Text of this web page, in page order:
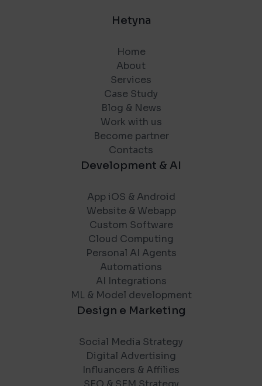
Hetyna
Home
About
Services
Case Study
Blog & News
Work with us
Become partner
Contacts
Development & AI
App iOS & Android
Website & Webapp
Custom Software
Cloud Computing
Personal AI Agents
Automations
AI Integrations
ML & Model development
Design e Marketing
Social Media Strategy
Digital Advertising
Influancers & Affilies